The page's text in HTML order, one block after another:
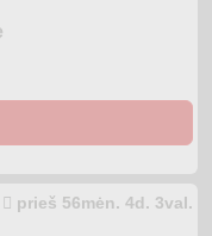
prieš 56mėn. 4d. 3val.